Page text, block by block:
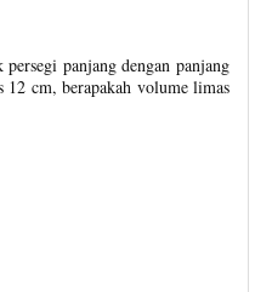
panjang dengan panjang
cm, berapakah volume limas